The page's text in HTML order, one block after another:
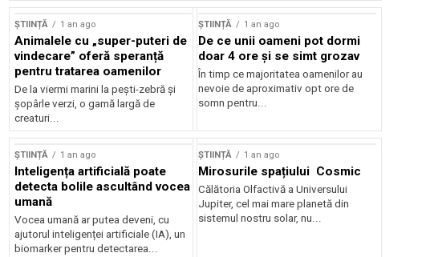
ȘTIINȚĂ 1 an ago
Animalele cu „super-puteri de
vindecare” oferă speranță
pentru tratarea oamenilor
De la viermi marini la pești-zebră și
șopârle verzi, o gamă largă de
creaturi...
ȘTIINȚĂ 1 an ago
De ce unii oameni pot dormi
doar 4 ore și se simt grozav
În timp ce majoritatea oamenilor au
nevoie de aproximativ opt ore de
somn pentru...
ȘTIINȚĂ 1 an ago
Inteligența artificială poate
detecta bolile ascultând vocea
umană
Vocea umană ar putea deveni, cu
ajutorul inteligenței artificiale (IA), un
biomarker pentru detectarea...
ȘTIINȚĂ 1 an ago
Mirosurile spațiului Cosmic
Călătoria Olfactivă a Universului
Jupiter, cel mai mare planetă din
sistemul nostru solar, nu...